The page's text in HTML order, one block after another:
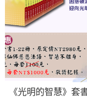
《光明的智慧》套